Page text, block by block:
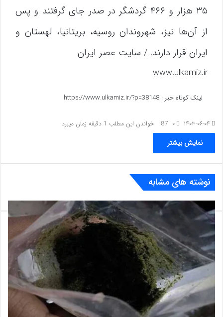
۳۵ هزار و ۴۶۶ گردشگر در صدر جای گرفتند و پس
از آن‌ها نیز، شهروندان روسیه، بریتانیا، لهستان و
ایران قرار دارند. / سایت عصر ایران
www.ulkamiz.ir
لینک کوتاه خبر : https://www.ulkamiz.ir/?p=38148
۱۴۰۳-۰۶-۰۴ ۰ 87 خواندن این مطلب 1 دقیقه زمان میبرد
نمایش بیشتر
نوشته های مشابه